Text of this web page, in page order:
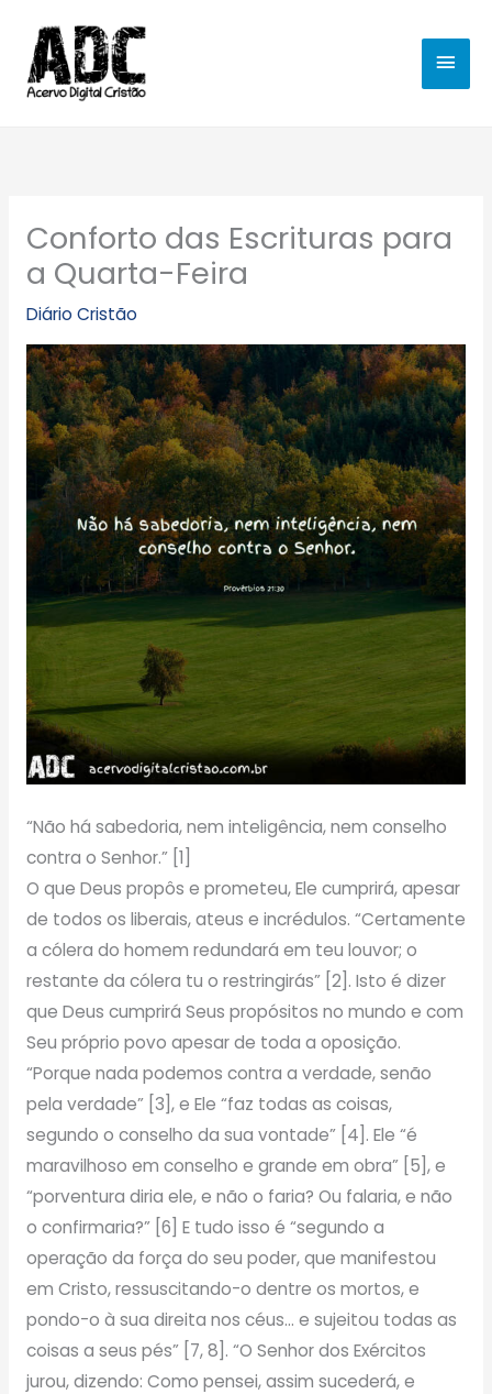
para
conteúdo
Conforto das Escrituras para
a Quarta-Feira
Diário Cristão
“Não há sabedoria, nem inteligência, nem conselho
contra o Senhor.” [1]
O que Deus propôs e prometeu, Ele cumprirá, apesar
de todos os liberais, ateus e incrédulos. “Certamente
a cólera do homem redundará em teu louvor; o
restante da cólera tu o restringirás” [2]. Isto é dizer
que Deus cumprirá Seus propósitos no mundo e com
Seu próprio povo apesar de toda a oposição.
“Porque nada podemos contra a verdade, senão
pela verdade” [3], e Ele “faz todas as coisas,
segundo o conselho da sua vontade” [4]. Ele “é
maravilhoso em conselho e grande em obra” [5], e
“porventura diria ele, e não o faria? Ou falaria, e não
o confirmaria?” [6] E tudo isso é “segundo a
operação da força do seu poder, que manifestou
em Cristo, ressuscitando-o dentre os mortos, e
pondo-o à sua direita nos céus… e sujeitou todas as
coisas a seus pés” [7, 8]. “O Senhor dos Exércitos
jurou, dizendo: Como pensei, assim sucederá, e